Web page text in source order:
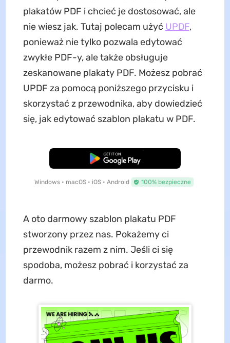
plakatów PDF i chcieć je dostosować, ale
nie wiesz jak. Tutaj polecam użyć UPDF,
ponieważ nie tylko pozwala edytować
zwykłe PDF-y, ale także obsługuje
zeskanowane plakaty PDF. Możesz pobrać
UPDF za pomocą poniższego przycisku i
skorzystać z przewodnika, aby dowiedzieć
się, jak edytować szablon plakatu w PDF.
Pobierz za darmo
Windows • macOS • iOS • Android 100% bezpieczne
A oto darmowy szablon plakatu PDF
stworzony przez nas. Pokażemy ci
przewodnik razem z nim. Jeśli ci się
spodoba, możesz pobrać i korzystać za
darmo.